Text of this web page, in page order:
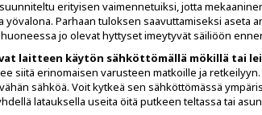
erityisen vaimennetuiksi, jotta
Parhaan tuloksen saavuttamiseksi aseta
jo olevat hyttyset imeytyvät säiliöön
laitteen käytön sähköttömällä mökillä tai
siitä erinomaisen varusteen matkoille ja
sähköä. Voit kytkeä sen sähköttömässä
latauksella useita öitä putkeen teltassa tai